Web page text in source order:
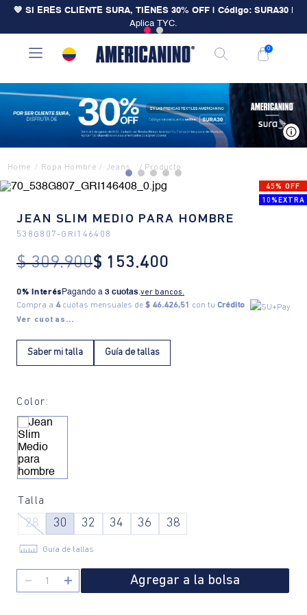
💙 SI ERES CLIENTE SURA, TIENES 30% OFF | Código: SURA30
Aplica TYC.
0
Ropa Hombre Jeans
45% OFF
10%EXTRA
JEAN SLIM MEDIO PARA HOMBRE
538G807- GRI146408
$ 309.900$ 153.400
0% Interés Pagando a 3 cuotas.ver bancos.
Compra a 4cuotas mensuales de $ 46.426,51 con tu Crédito
Ver cuotas...
Saber mi talla Guía de tallas
Color:
Talla
28 30 32 34 36 38
Guía de tallas
＋
－ Agregar a la bolsa